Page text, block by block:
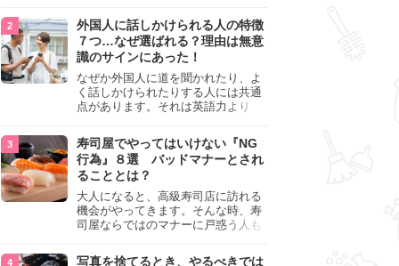
わいが異なり、いろいろと楽しめる
料理ですが、鶏肉は加熱した後でも
うっすらピンク色の部分が大丈夫な
のと気になるときがあります。この
記事では生焼けか火が通っているの
かを確認する方法や、鶏肉を調理す
るときの注意点を紹介しますので、
参考にしてみてくださいね。
外国人に話しかけられる人の特徴
７つ…なぜ選ばれる？理由は無意
識のサインにあった！
なぜか外国人に道を聞かれたり、よ
く話しかけられたりする人には共通
点があります。それは英語力より
けても大丈夫」というサインが関係
しています。よく選ばれる人の特徴
や、英語が苦手でも焦らない対処
法、自分を守るための注意点を詳し
く解説します。
寿司屋でやってはいけない『NG
行為』８選 バッドマナーとされ
ることとは？
大人になると、高級寿司店に訪れる
機会がやってきます。そんな時、寿
司屋ならではのマナーに戸惑う人も
らためて寿司屋でやってはいけない
写真を捨てるとき、やるべきでは